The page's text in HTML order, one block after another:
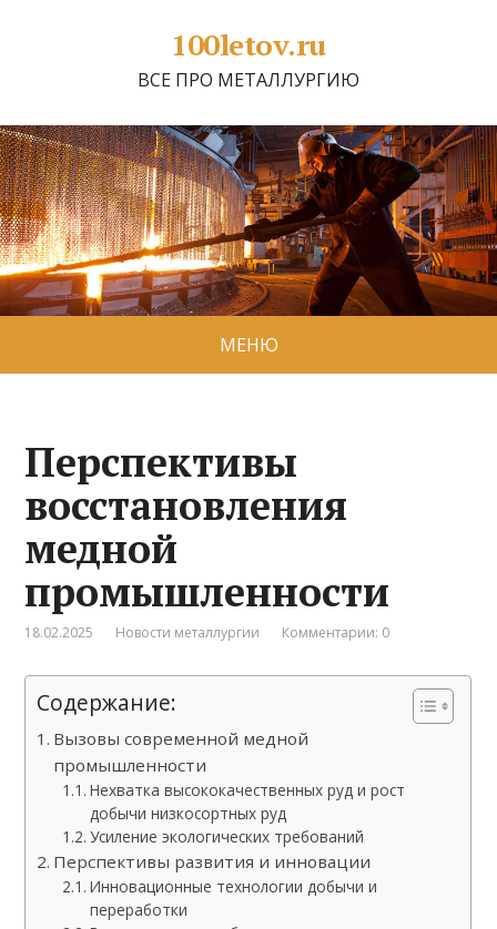
100letov.ru
ВСЕ ПРО МЕТАЛЛУРГИЮ
МЕНЮ
Перспективы
восстановления
медной
промышленности
18.02.2025 Новости металлургии Комментарии: 0
Содержание:
Вызовы современной медной
промышленности
Нехватка высококачественных руд и рост
добычи низкосортных руд
Усиление экологических требований
Перспективы развития и инновации
Инновационные технологии добычи и
переработки